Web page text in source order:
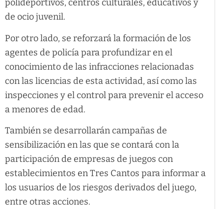
polideportivos, centros culturales, educativos y
de ocio juvenil.
Por otro lado, se reforzará la formación de los
agentes de policía para profundizar en el
conocimiento de las infracciones relacionadas
con las licencias de esta actividad, así como las
inspecciones y el control para prevenir el acceso
a menores de edad.
También se desarrollarán campañas de
sensibilización en las que se contará con la
participación de empresas de juegos con
establecimientos en Tres Cantos para informar a
los usuarios de los riesgos derivados del juego,
entre otras acciones.